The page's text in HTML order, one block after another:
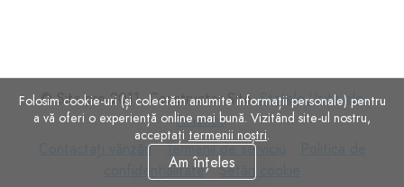
© Site.pro 2011. Constructor Site.Statele Unite ale
Americii.
Contactați vânzări
Termenii
de
Termenii de serviciu
confidențialitate
Setări
Setări cookie
Folosim cookie-uri (și colectăm anumite informații personale) pentru
a vă oferi o experiență online mai bună. Vizitând site-ul nostru,
acceptați termenii noștri.
Am înțeles